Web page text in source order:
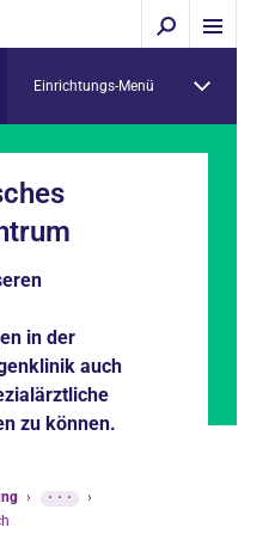
Einrichtungs-Menü
in der
auch
zu können.
› ···
›